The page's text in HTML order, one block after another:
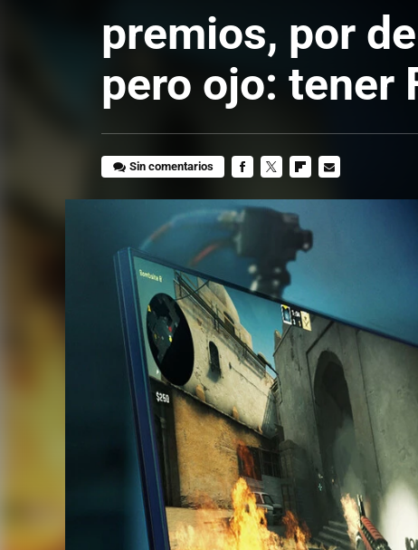
premios, por
pero ojo: tener
Sin comentarios